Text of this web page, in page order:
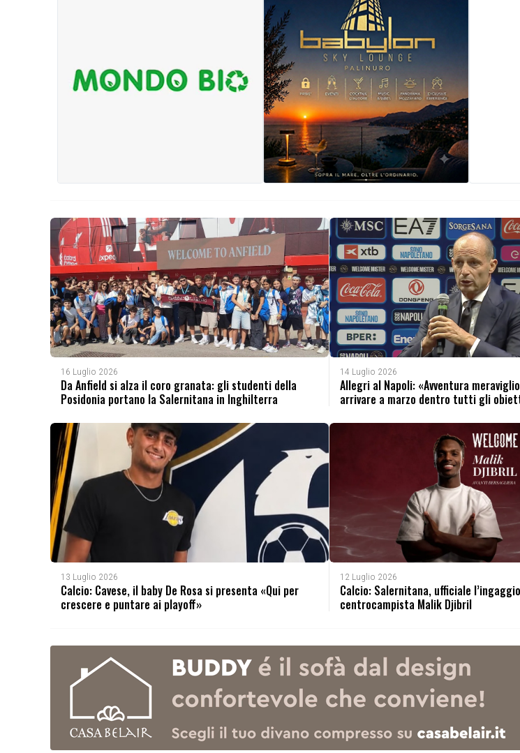
16 Luglio 2026
Da Anfield si alza il coro granata: gli studenti della
Posidonia portano la Salernitana in Inghilterra
14 Luglio 2026
Allegri al Napoli: «Avventura
arrivare a marzo dentro tutti gli
13 Luglio 2026
Calcio: Cavese, il baby De Rosa si presenta «Qui per
crescere e puntare ai playoff»
12 Luglio 2026
Calcio: Salernitana, ufficiale
centrocampista Malik Djibril